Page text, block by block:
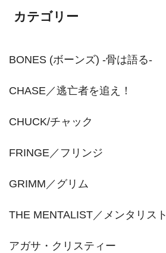
カテゴリー
BONES (ボーンズ) -骨は語る-
CHASE／逃亡者を追え！
CHUCK/チャック
FRINGE／フリンジ
GRIMM／グリム
THE MENTALIST／メンタリスト
アガサ・クリスティー